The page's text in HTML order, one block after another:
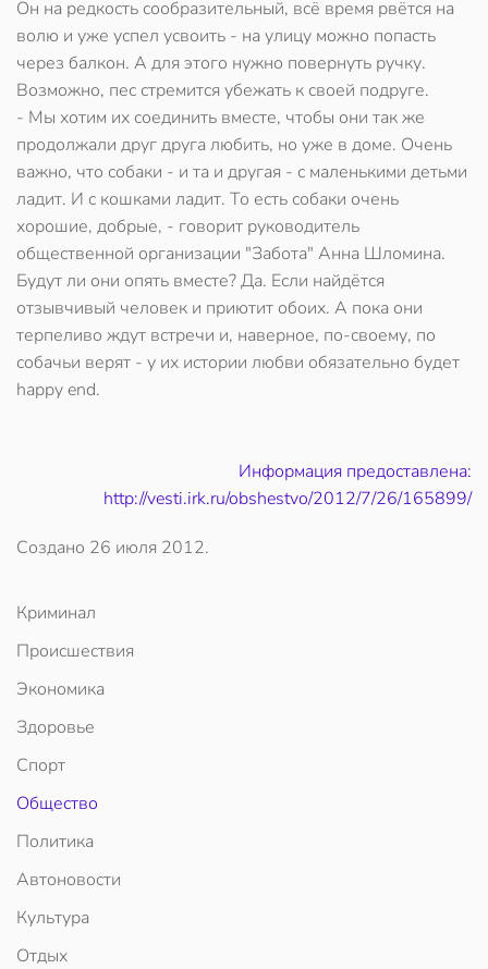
Он на редкость сообразительный, всё время рвётся на
волю и уже успел усвоить - на улицу можно попасть
через балкон. А для этого нужно повернуть ручку.
Возможно, пес стремится убежать к своей подруге.
- Мы хотим их соединить вместе, чтобы они так же
продолжали друг друга любить, но уже в доме. Очень
важно, что собаки - и та и другая - с маленькими детьми
ладит. И с кошками ладит. То есть собаки очень
хорошие, добрые, - говорит руководитель
общественной организации "Забота" Анна Шломина.
Будут ли они опять вместе? Да. Если найдётся
отзывчивый человек и приютит обоих. А пока они
терпеливо ждут встречи и, наверное, по-своему, по
собачьи верят - у их истории любви обязательно будет
hаppy end.
Информация предоставлена:
http://vesti.irk.ru/obshestvo/2012/7/26/165899/
Создано 26 июля 2012.
Криминал
Происшествия
Экономика
Здоровье
Спорт
Общество
Политика
Автоновости
Культура
Отдых